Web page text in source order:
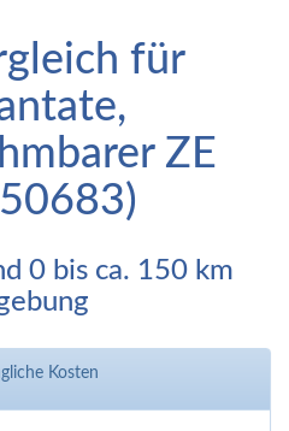
für
ZE
0 bis ca. 150 km
Kosten